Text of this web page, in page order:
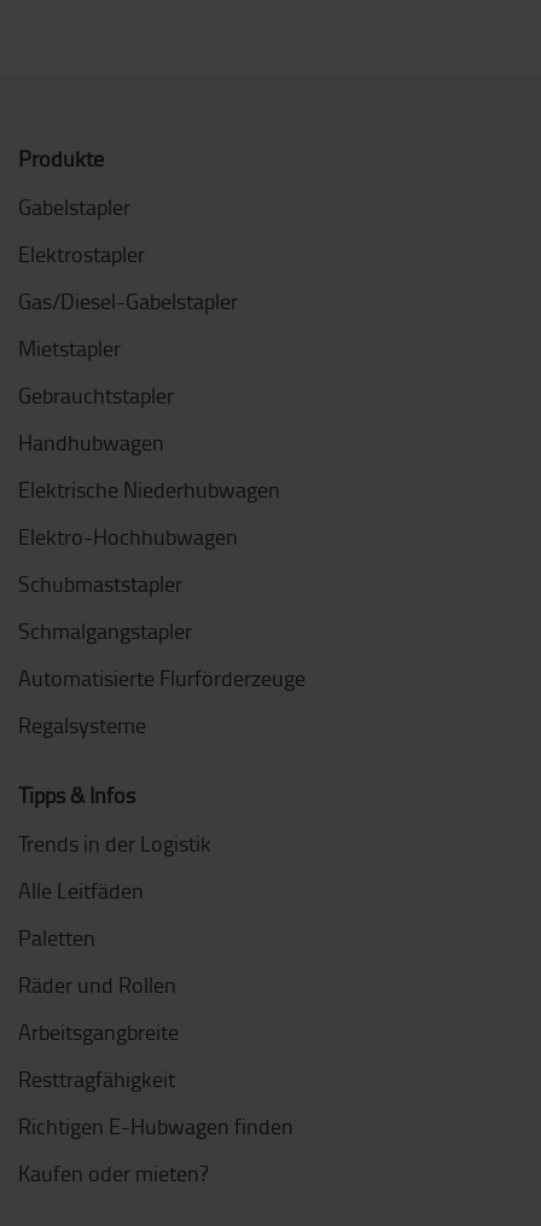
Produkte
Gabelstapler
Elektrostapler
Gas/Diesel-Gabelstapler
Mietstapler
Gebrauchtstapler
Handhubwagen
Elektrische Niederhubwagen
Elektro-Hochhubwagen
Schubmaststapler
Schmalgangstapler
Automatisierte Flurförderzeuge
Regalsysteme
Tipps & Infos
Trends in der Logistik
Alle Leitfäden
Paletten
Räder und Rollen
Arbeitsgangbreite
Resttragfähigkeit
Richtigen E-Hubwagen finden
Kaufen oder mieten?